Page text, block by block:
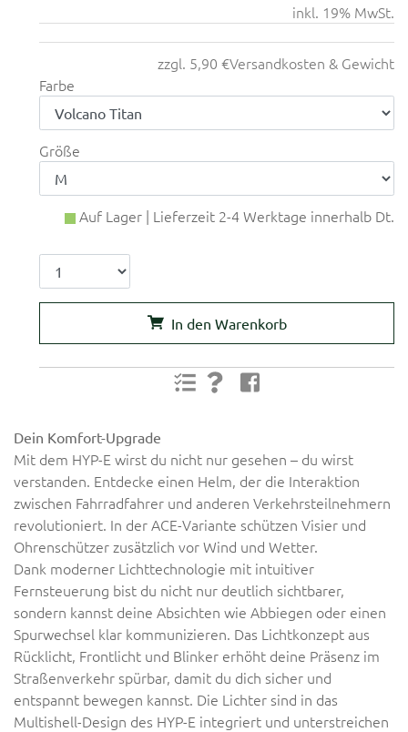
inkl. 19% MwSt.
zzgl. 5,90 €Versandkosten & Gewicht
Farbe
Größe
Auf Lager | Lieferzeit 2-4 Werktage innerhalb Dt.
In den Warenkorb
Dein Komfort-Upgrade
Mit dem HYP-E wirst du nicht nur gesehen – du wirst
verstanden. Entdecke einen Helm, der die Interaktion
zwischen Fahrradfahrer und anderen Verkehrsteilnehmern
revolutioniert. In der ACE-Variante schützen Visier und
Ohrenschützer zusätzlich vor Wind und Wetter.
Dank moderner Lichttechnologie mit intuitiver
Fernsteuerung bist du nicht nur deutlich sichtbarer,
sondern kannst deine Absichten wie Abbiegen oder einen
Spurwechsel klar kommunizieren. Das Lichtkonzept aus
Rücklicht, Frontlicht und Blinker erhöht deine Präsenz im
Straßenverkehr spürbar, damit du dich sicher und
entspannt bewegen kannst. Die Lichter sind in das
Multishell-Design des HYP-E integriert und unterstreichen